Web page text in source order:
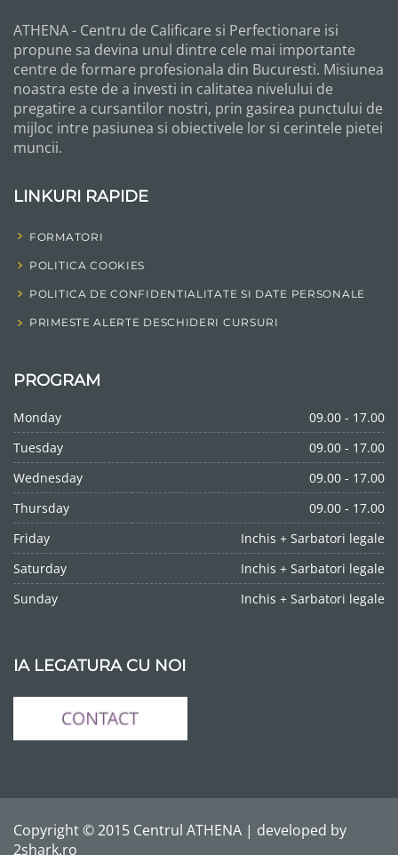
ATHENA - Centru de Calificare si Perfectionare isi
propune sa devina unul dintre cele mai importante
centre de formare profesionala din Bucuresti. Misiunea
noastra este de a investi in calitatea nivelului de
pregatire a cursantilor nostri, prin gasirea punctului de
mijloc intre pasiunea si obiectivele lor si cerintele pietei
muncii.
LINKURI RAPIDE
FORMATORI
POLITICA COOKIES
POLITICA DE CONFIDENTIALITATE SI DATE PERSONALE
PRIMESTE ALERTE DESCHIDERI CURSURI
PROGRAM
Monday
09.00 - 17.00
Tuesday
09.00 - 17.00
Wednesday
09.00 - 17.00
Thursday
09.00 - 17.00
Friday
Inchis + Sarbatori legale
Saturday
Inchis + Sarbatori legale
Sunday
Inchis + Sarbatori legale
IA LEGATURA CU NOI
Copyright © 2015 Centrul ATHENA | developed by
2shark.ro